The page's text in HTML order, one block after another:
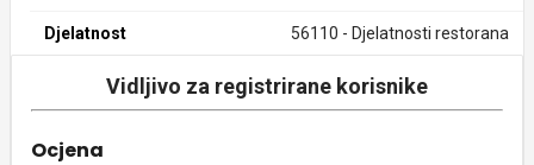
Djelatnost 56110 - Djelatnosti restorana
Vidljivo za registrirane korisnike
Ocjena